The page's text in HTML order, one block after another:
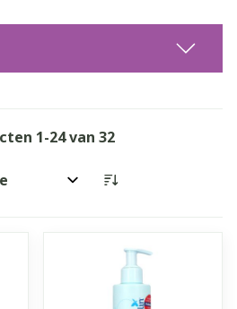
1-24van 32